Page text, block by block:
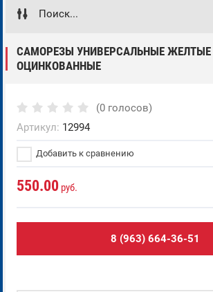
САМОРЕЗЫ УНИВЕРСАЛЬНЫЕ ЖЕЛТЫЕ
ОЦИНКОВАННЫЕ
(0 голосов)
Артикул: 12994
Добавить к сравнению
550.00 руб.
8 (963) 664-36-51